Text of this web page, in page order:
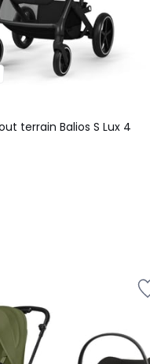
terrain Balios S Lux 4